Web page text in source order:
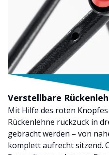
Verstellbare
Mit Hilfe des roten
Rückenlehne ruckzuck in
gebracht werden – von
komplett aufrecht sitzend.